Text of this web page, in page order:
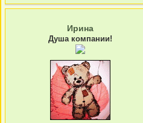
Ирина
Душа компании!